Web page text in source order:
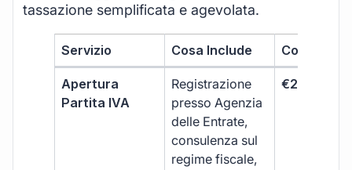
tassazione semplificata e agevolata.
Servizio Cosa Include Costo
Apertura
Partita IVA
Registrazione
presso Agenzia
delle Entrate,
consulenza sul
regime fiscale,
€264 +